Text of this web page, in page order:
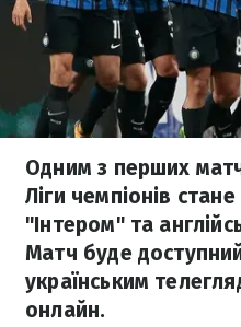
Одним з перших
Ліги чемпіонів
"Інтером" та
Матч буде
українським
онлайн.